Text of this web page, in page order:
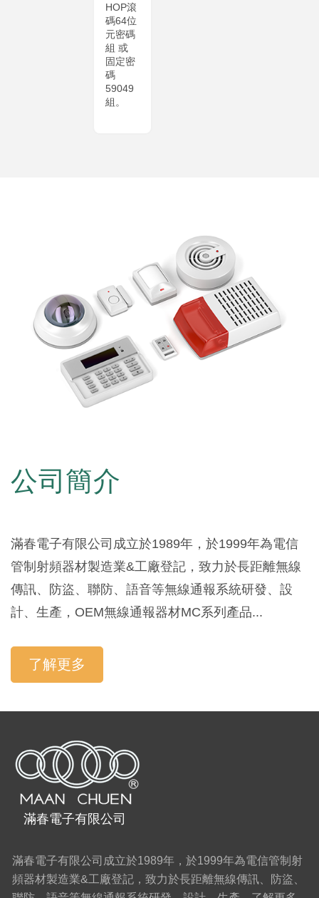
HOP滾
碼64位
元密碼
組 或
固定密
碼
59049
組。
公司簡介
滿春電子有限公司成立於1989年，於1999年為電信
管制射頻器材製造業&工廠登記，致力於長距離無線
傳訊、防盜、聯防、語音等無線通報系統研發、設
計、生產，OEM無線通報器材MC系列產品...
了解更多
滿春電子有限公司
滿春電子有限公司成立於1989年，於1999年為電信管制射
頻器材製造業&工廠登記，致力於長距離無線傳訊、防盜、